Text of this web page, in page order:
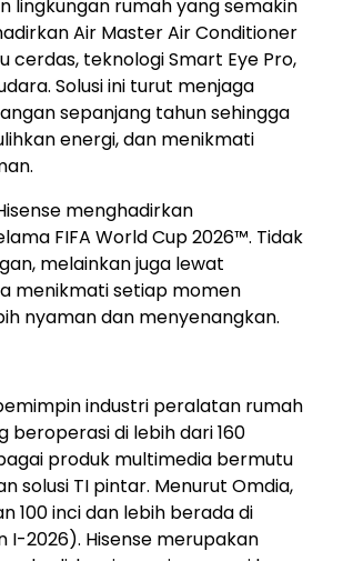
lingkungan rumah yang semakin
Air Master Air Conditioner
teknologi Smart Eye Pro,
Solusi ini turut menjaga
sepanjang tahun sehingga
energi, dan menikmati
menghadirkan
FIFA World Cup 2026™. Tidak
melainkan juga lewat
menikmati setiap momen
nyaman dan menyenangkan.
industri peralatan rumah
beroperasi di lebih dari 160
produk multimedia bermutu
solusi TI pintar. Menurut Omdia,
100 inci dan lebih berada di
I-2026). Hisense merupakan